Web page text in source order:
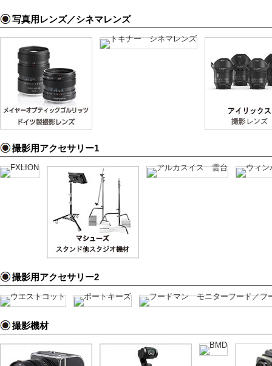
写真用レンズ／シネマレンズ
撮影用アクセサリー1
撮影用アクセサリー2
撮影機材